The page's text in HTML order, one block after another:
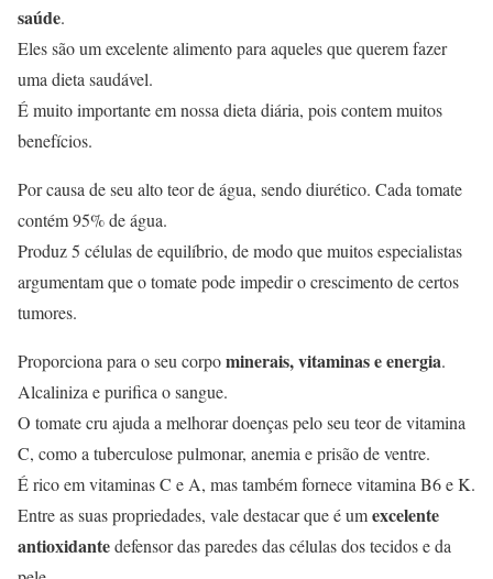
saúde.
Eles são um excelente alimento para aqueles que querem fazer
uma dieta saudável.
É muito importante em nossa dieta diária, pois contem muitos
benefícios.
Por causa de seu alto teor de água, sendo diurético. Cada tomate
contém 95% de água.
Produz 5 células de equilíbrio, de modo que muitos especialistas
argumentam que o tomate pode impedir o crescimento de certos
tumores.
Proporciona para o seu corpominerais, vitaminas e energia.
Alcaliniza e purifica o sangue.
O tomate cru ajuda a melhorar doenças pelo seu teor de vitamina
C, como a tuberculose pulmonar, anemia e prisão de ventre.
É rico em vitaminas C e A, mas também fornece vitamina B6 e K.
Entre as suas propriedades, vale destacar que é umexcelente
antioxidantedefensor das paredes das células dos tecidos e da